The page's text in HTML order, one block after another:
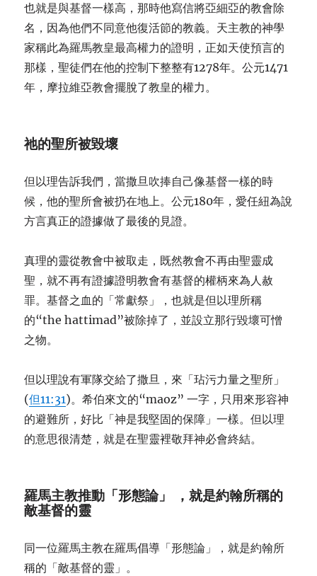
也就是與基督一樣高，那時他寫信將亞細亞的教會除
名，因為他們不同意他復活節的教義。天主教的神學
家稱此為羅馬教皇最高權力的證明，正如天使預言的
那樣，聖徒們在他的控制下整整有1278年。公元1471
年，摩拉維亞教會擺脫了教皇的權力。
祂的聖所被毀壞
但以理告訴我們，當撒旦吹捧自己像基督一樣的時
候，他的聖所會被扔在地上。公元180年，愛任紐為說
方言真正的證據做了最後的見證。
真理的靈從教會中被取走，既然教會不再由聖靈成
聖，就不再有證據證明教會有基督的權柄來為人赦
罪。基督之血的「常獻祭」，也就是但以理所稱
的“the hattimad”被除掉了，並設立那行毀壞可憎
之物。
但以理說有軍隊交給了撒旦，來「玷污力量之聖所」
(但11:31)。希伯來文的“maoz” 一字，只用來形容神
的避難所，好比「神是我堅固的保障」一樣。但以理
的意思很清楚，就是在聖靈裡敬拜神必會終結。
羅馬主教推動 「形態論」
，就是約翰所稱的
敵基督的靈
同一位羅馬主教在羅馬倡導「形態論」，就是約翰所
稱的「敵基督的靈」。